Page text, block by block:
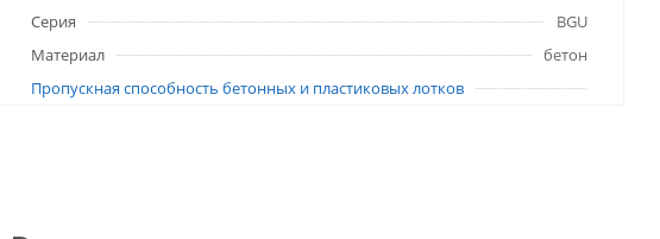
Серия
BGU
Материал
бетон
Пропускная способность бетонных и пластиковых лотков